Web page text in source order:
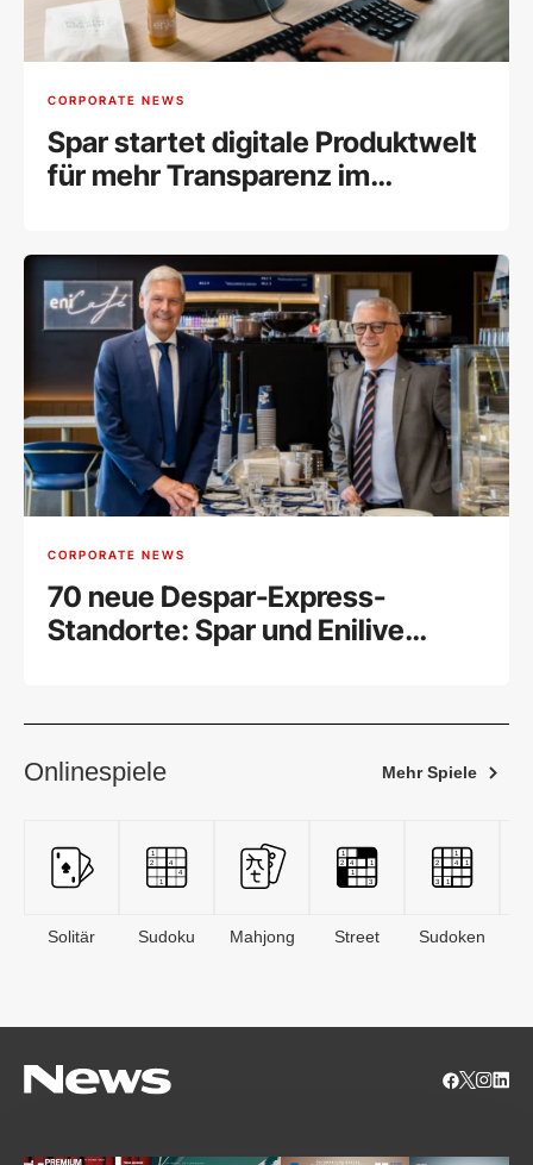
CORPORATE NEWS
Spar startet digitale Produktwelt
für mehr Transparenz im
CORPORATE NEWS
70 neue Despar-Express-
Standorte: Spar und Enilive
Onlinespiele Mehr Spiele
Solitär Sudoku Mahjong Street Sudoken